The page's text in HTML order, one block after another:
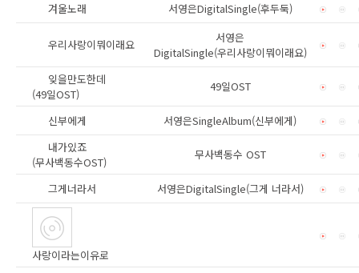
겨울노래
서영은DigitalSingle(후두둑)
우리사랑이뭐이래요
서영은
DigitalSingle(우리사랑이뭐이래요)
잊을만도한데
(49일OST)
49일OST
신부에게
서영은SingleAlbum(신부에게)
내가있죠
(무사백동수OST)
무사백동수 OST
그게너라서 서영은DigitalSingle(그게 너라서)
사랑이라는이유로